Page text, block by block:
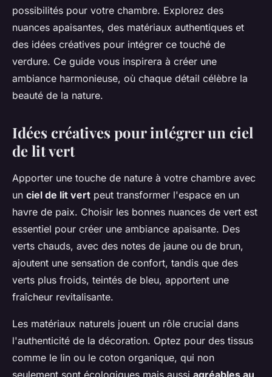
possibilités pour votre chambre. Explorez des
nuances apaisantes, des matériaux authentiques et
des idées créatives pour intégrer ce touché de
verdure. Ce guide vous inspirera à créer une
ambiance harmonieuse, où chaque détail célèbre la
beauté de la nature.
Idées créatives pour intégrer un ciel
de lit vert
Apporter une touche de nature à votre chambre avec
un ciel de lit vert peut transformer l'espace en un
havre de paix. Choisir les bonnes nuances de vert est
essentiel pour créer une ambiance apaisante. Des
verts chauds, avec des notes de jaune ou de brun,
ajoutent une sensation de confort, tandis que des
verts plus froids, teintés de bleu, apportent une
fraîcheur revitalisante.
Les matériaux naturels jouent un rôle crucial dans
l'authenticité de la décoration. Optez pour des tissus
comme le lin ou le coton organique, qui non
seulement sont écologiques mais aussi agréables au